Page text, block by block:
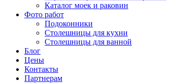
Каталог моек и раковин
Фото работ
Подоконники
Столешницы для кухни
Столешницы для ванной
Блог
Цены
Контакты
Партнерам